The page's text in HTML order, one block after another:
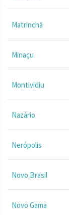
Matrinchã
Minaçu
Montividiu
Nazário
Nerópolis
Novo Brasil
Novo Gama